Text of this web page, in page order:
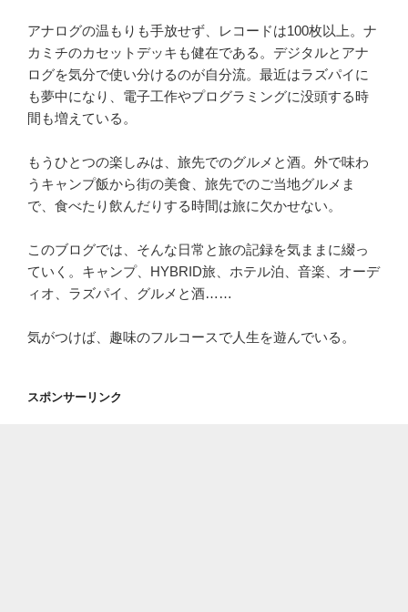
アナログの温もりも手放せず、レコードは100枚以上。ナ
カミチのカセットデッキも健在である。デジタルとアナ
ログを気分で使い分けるのが自分流。最近はラズパイに
も夢中になり、電子工作やプログラミングに没頭する時
間も増えている。
もうひとつの楽しみは、旅先でのグルメと酒。外で味わ
うキャンプ飯から街の美食、旅先でのご当地グルメま
で、食べたり飲んだりする時間は旅に欠かせない。
このブログでは、そんな日常と旅の記録を気ままに綴っ
ていく。キャンプ、HYBRID旅、ホテル泊、音楽、オーデ
ィオ、ラズパイ、グルメと酒……
気がつけば、趣味のフルコースで人生を遊んでいる。
スポンサーリンク